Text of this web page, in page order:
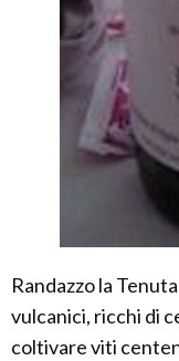
Randazzo la
vulcanici, ricchi di
coltivare viti